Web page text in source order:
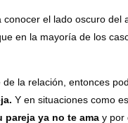
el lado oscuro
en la mayoría de los
la relación, entonces
Y en situaciones como
pareja ya no te ama y por